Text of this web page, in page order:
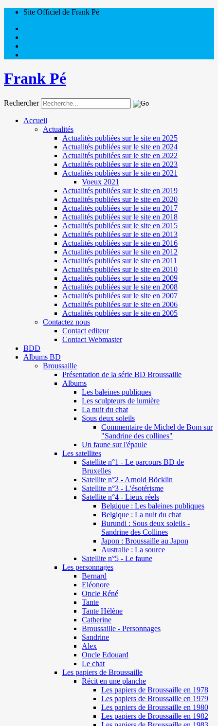
Site Officiel de Frank Pé
Frank Pé
Rechercher
Accueil
Actualités
Actualités publiées sur le site en 2025
Actualités publiées sur le site en 2024
Actualités publiées sur le site en 2022
Actualités publiées sur le site en 2023
Actualités publiées sur le site en 2021
Voeux 2021
Actualités publiées sur le site en 2019
Actualités publiées sur le site en 2020
Actualités publiées sur le site en 2017
Actualités publiées sur le site en 2018
Actualités publiées sur le site en 2015
Actualités publiées sur le site en 2013
Actualités publiées sur le site en 2016
Actualités publiées sur le site en 2012
Actualités publiées sur le site en 2011
Actualités publiées sur le site en 2010
Actualités publiées sur le site en 2009
Actualités publiées sur le site en 2008
Actualités publiées sur le site en 2007
Actualités publiées sur le site en 2006
Actualités publiées sur le site en 2005
Contactez nous
Contact editeur
Contact Webmaster
BDD
Albums BD
Broussaille
Présentation de la série BD Broussaille
Albums
Les baleines publiques
Les sculpteurs de lumière
La nuit du chat
Sous deux soleils
Commentaire de Michel de Bom sur
"Sandrine des collines"
Un faune sur l'épaule
Les satellites
Satellite n°1 - Le parcours BD de
Bruxelles
Satellite n°2 - Arnold Böcklin
Satellite n°3 - L'ésotérisme
Satellite n°4 - Lieux réels
Belgique : Les baleines publiques
Belgique : La nuit du chat
Burundi : Sous deux soleils -
Sandrine des Collines
Japon : Broussaille au Japon
Australie : La source
Satellite n°5 - Le faune
Les personnages
Bernard
Eléonore
Oncle Réné
Tante
Tante Hélène
Catherine
Broussaille - Personnages
Sandrine
Alex
Oncle Edouard
Le chat
Les papiers de Broussaille
Récit en une planche
Les papiers de Broussaille en 1978
Les papiers de Broussaille en 1979
Les papiers de Broussaille en 1980
Les papiers de Broussaille en 1982